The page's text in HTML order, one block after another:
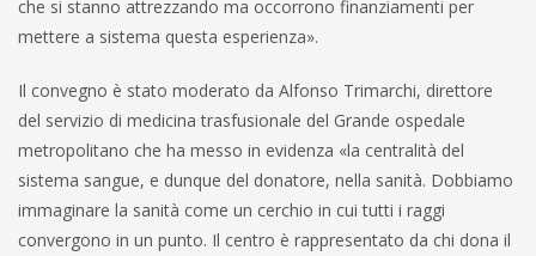
che si stanno attrezzando ma occorrono finanziamenti per
mettere a sistema questa esperienza».
Il convegno è stato moderato da Alfonso Trimarchi, direttore
del servizio di medicina trasfusionale del Grande ospedale
metropolitano che ha messo in evidenza «la centralità del
sistema sangue, e dunque del donatore, nella sanità. Dobbiamo
immaginare la sanità come un cerchio in cui tutti i raggi
convergono in un punto. Il centro è rappresentato da chi dona il